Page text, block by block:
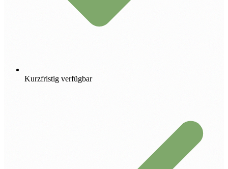
Kurzfristig verfügbar